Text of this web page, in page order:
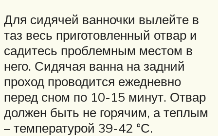
Для сидячей ванночки вылейте в
таз весь приготовленный отвар и
садитесь проблемным местом в
него. Сидячая ванна на задний
проход проводится ежедневно
перед сном по 10-15 минут. Отвар
должен быть не горячим, а теплым
– температурой 39-42 °С.